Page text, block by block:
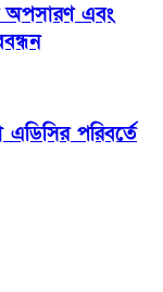
অপসারণ এবং
এডিসির পরিবর্তে